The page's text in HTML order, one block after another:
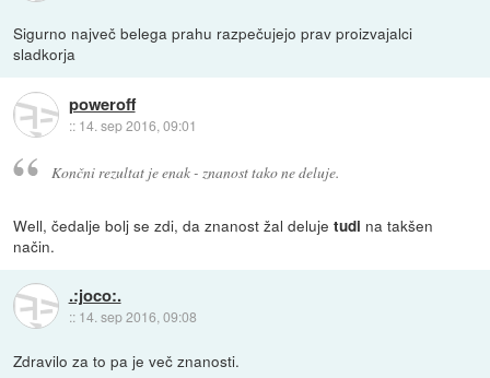
Sigurno največ belega prahu razpečujejo prav proizvajalci
sladkorja
poweroff
:: 14. sep 2016, 09:01
Končni rezultat je enak - znanost tako ne deluje.
Well, čedalje bolj se zdi, da znanost žal delujetudi na takšen
način.
.:joco:.
:: 14. sep 2016, 09:08
Zdravilo za to pa je več znanosti.